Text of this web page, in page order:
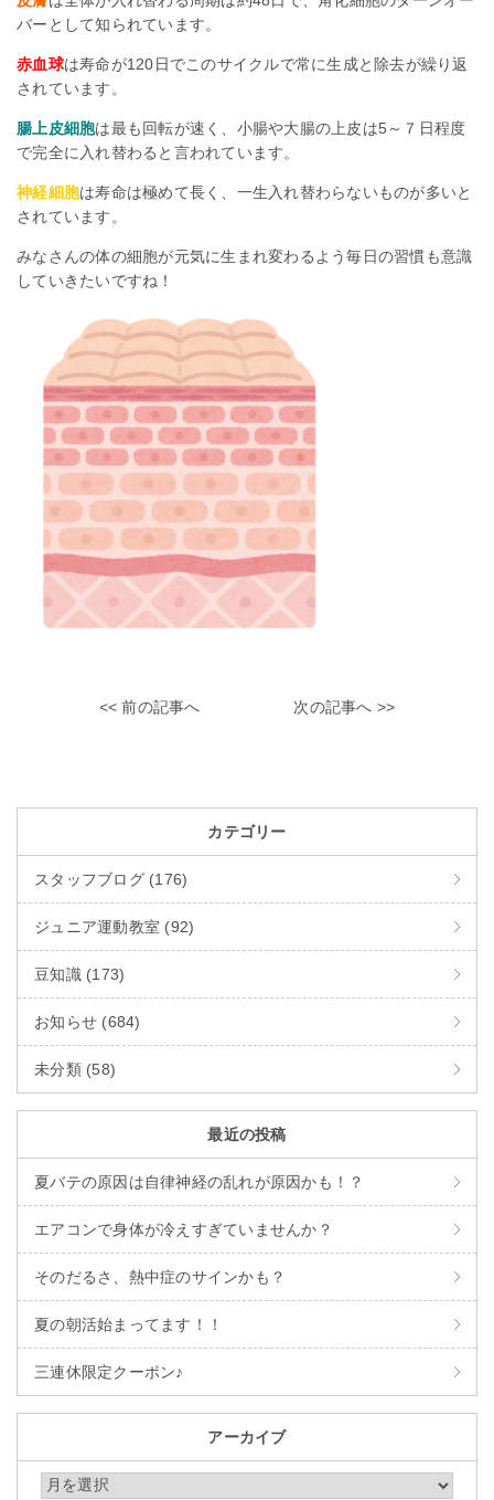
バーとして知られています。
赤血球は寿命が120日でこのサイクルで常に生成と除去が繰り返
されています。
腸上皮細胞は最も回転が速く、小腸や大腸の上皮は5～７日程度
で完全に入れ替わると言われています。
神経細胞は寿命は極めて長く、一生入れ替わらないものが多いと
されています。
みなさんの体の細胞が元気に生まれ変わるよう毎日の習慣も意識
していきたいですね！
<< 前の記事へ 次の記事へ >>
カテゴリー
スタッフブログ (176)
ジュニア運動教室 (92)
豆知識 (173)
お知らせ (684)
未分類 (58)
最近の投稿
夏バテの原因は自律神経の乱れが原因かも！？
エアコンで身体が冷えすぎていませんか？
そのだるさ、熱中症のサインかも？
夏の朝活始まってます！！
三連休限定クーポン♪
アーカイブ
アーカイブ